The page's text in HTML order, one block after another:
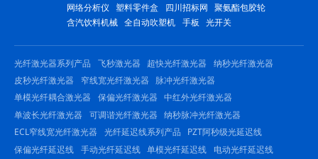
网络分析仪 塑料零件盒 四川招标网
聚氨酯包胶轮
含汽饮料机械 全自动吹塑机 手板 光开关
光纤激光器系列产品 飞秒激光器 超快光纤激光器
纳秒光纤激光器
皮秒光纤激光器
窄线宽光纤激光器
脉冲光纤激光器
单模光纤耦合激光器
保偏光纤激光器 中红外光纤激光器
单波长光纤激光器
可调谐光纤激光器 纳秒脉冲光纤激光器
ECL窄线宽光纤激光器
光纤延迟线系列产品
PZT阿秒级光延迟线
保偏光纤延迟线 手动光纤延迟线 单模光纤延迟线
电动光纤延迟线